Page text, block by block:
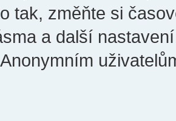
tak, změňte si
a další